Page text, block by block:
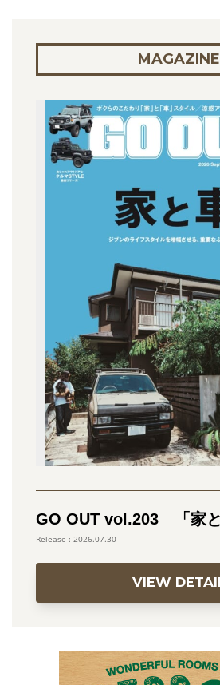
MAGAZINE
GO OUT vol.203 「家と
2026.07.30
VIEW